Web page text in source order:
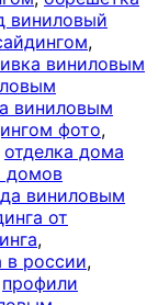
виниловый
,
виниловым
виниловым
фото,
отделка дома
домов
виниловым
от
,
в россии,
профили